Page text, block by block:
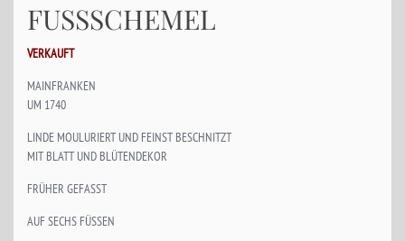
FUSSSCHEMEL
VERKAUFT
MAINFRANKEN
UM 1740
LINDE MOULURIERT UND FEINST BESCHNITZT
MIT BLATT UND BLÜTENDEKOR
FRÜHER GEFASST
AUF SECHS FÜSSEN